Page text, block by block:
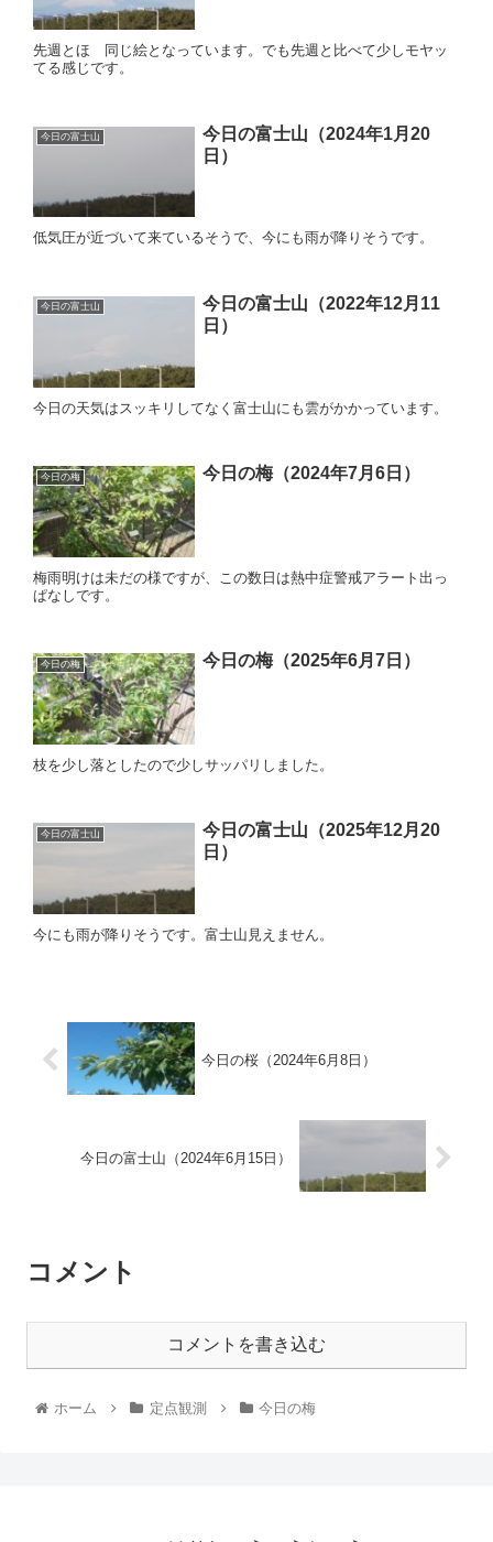
先週とほゞ同じ絵となっています。でも先週と比べて少しモヤッ
てる感じです。
今日の富士山
今日の富士山（2024年1月20
日）
低気圧が近づいて来ているそうで、今にも雨が降りそうです。
今日の富士山
今日の富士山（2022年12月11
日）
今日の天気はスッキリしてなく富士山にも雲がかかっています。
今日の梅 今日の梅（2024年7月6日）
梅雨明けは未だの様ですが、この数日は熱中症警戒アラート出っ
ぱなしです。
今日の梅 今日の梅（2025年6月7日）
枝を少し落としたので少しサッパリしました。
今日の富士山
今日の富士山（2025年12月20
日）
今にも雨が降りそうです。富士山見えません。
今日の桜（2024年6月8日）
今日の富士山（2024年6月15日）
コメント
コメントを書き込む
ホーム 定点観測 今日の梅